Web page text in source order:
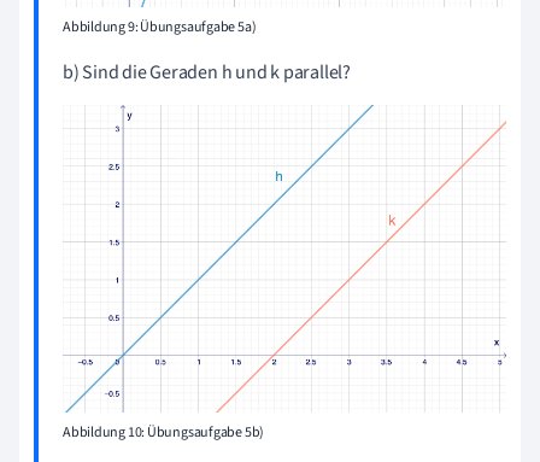
Abbildung 9: Übungsaufgabe 5a)
b) Sind die Geraden h und k parallel?
Abbildung 10: Übungsaufgabe 5b)